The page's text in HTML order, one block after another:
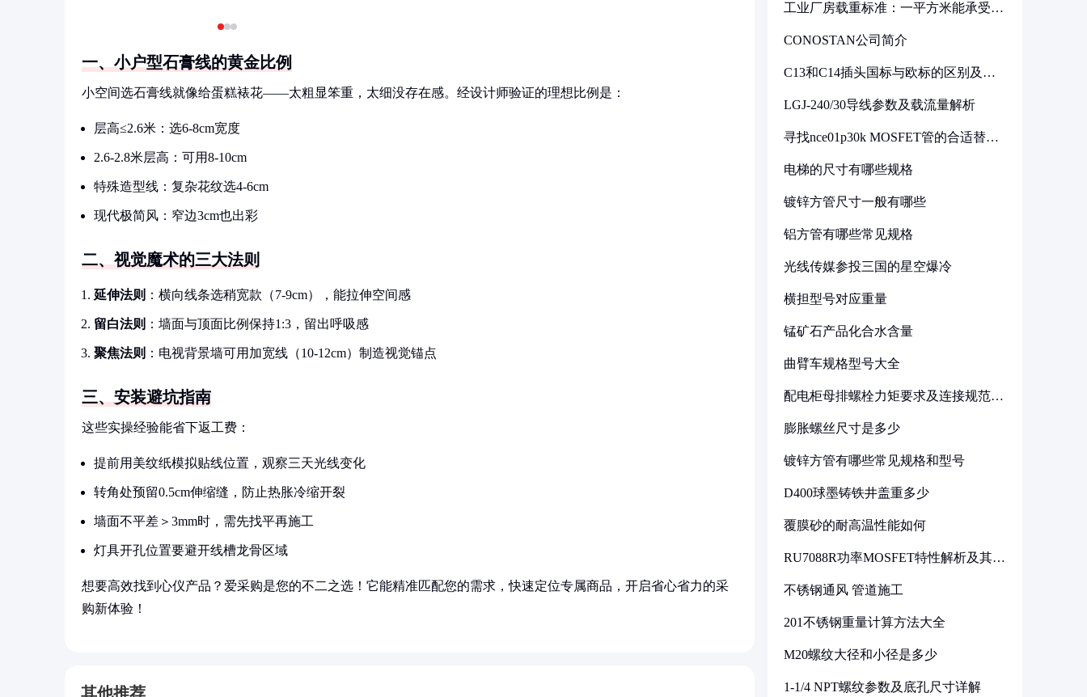
一、小户型石膏线的黄金比例
小空间选石膏线就像给蛋糕裱花——太粗显笨重，太细没存在感。经设计师验证的理想比例是：
层高≤2.6米：选6-8cm宽度
2.6-2.8米层高：可用8-10cm
特殊造型线：复杂花纹选4-6cm
现代极简风：窄边3cm也出彩
二、视觉魔术的三大法则
延伸法则 ：横向线条选稍宽款（7-9cm），能拉伸空间感
留白法则 ：墙面与顶面比例保持1:3，留出呼吸感
聚焦法则 ：电视背景墙可用加宽线（10-12cm）制造视觉锚点
三、安装避坑指南
这些实操经验能省下返工费：
提前用美纹纸模拟贴线位置，观察三天光线变化
转角处预留0.5cm伸缩缝，防止热胀冷缩开裂
墙面不平差＞3mm时，需先找平再施工
灯具开孔位置要避开线槽龙骨区域
想要高效找到心仪产品？爱采购是您的不二之选！它能精准匹配您的需求，快速定位专属商品，开启省心省力的采
购新体验！
其他推荐
工业厂房载重标准：一平方米能承受多
CONOSTAN公司简介
C13和C14插头国标与欧标的区别及其
LGJ-240/30导线参数及载流量解析
寻找nce01p30k MOSFET管的合适替代
电梯的尺寸有哪些规格
镀锌方管尺寸一般有哪些
铝方管有哪些常见规格
光线传媒参投三国的星空爆冷
横担型号对应重量
锰矿石产品化合水含量
曲臂车规格型号大全
配电柜母排螺栓力矩要求及连接规范详
膨胀螺丝尺寸是多少
镀锌方管有哪些常见规格和型号
D400球墨铸铁井盖重多少
覆膜砂的耐高温性能如何
RU7088R功率MOSFET特性解析及其在
不锈钢通风 管道施工
201不锈钢重量计算方法大全
M20螺纹大径和小径是多少
1-1/4 NPT螺纹参数及底孔尺寸详解